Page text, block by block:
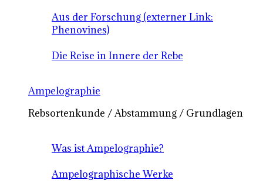
Aus der Forschung (externer Link:
Phenovines)
Die Reise in Innere der Rebe
Ampelographie
Rebsortenkunde / Abstammung / Grundlagen
Was ist Ampelographie?
Ampelographische Werke